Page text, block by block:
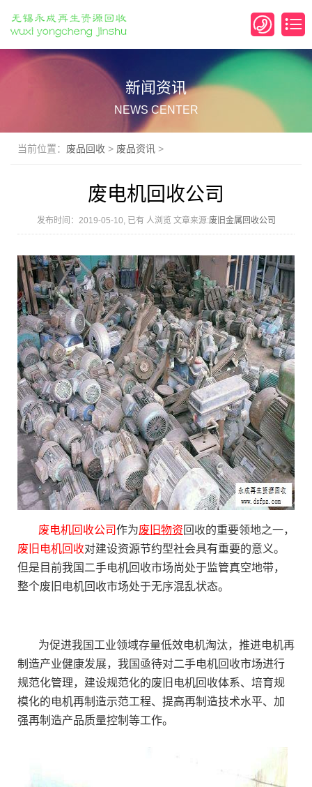
新闻资讯
NEWS CENTER
当前位置： 废品回收 > 废品资讯 >
废电机回收公司
发布时间：2019-05-10, 已有 人浏览 文章来源:废旧金属回收公司
废电机回收公司作为废旧物资 回收的重要领地之一，
废旧电机回收对建设资源节约型社会具有重要的意义。
但是目前我国二手电机回收市场尚处于监管真空地带，
整个废旧电机回收市场处于无序混乱状态。
为促进我国工业领域存量低效电机淘汰，推进电机再
制造产业健康发展，我国亟待对二手电机回收市场进行
规范化管理，建设规范化的废旧电机回收体系、培育规
模化的电机再制造示范工程、提高再制造技术水平、加
强再制造产品质量控制等工作。